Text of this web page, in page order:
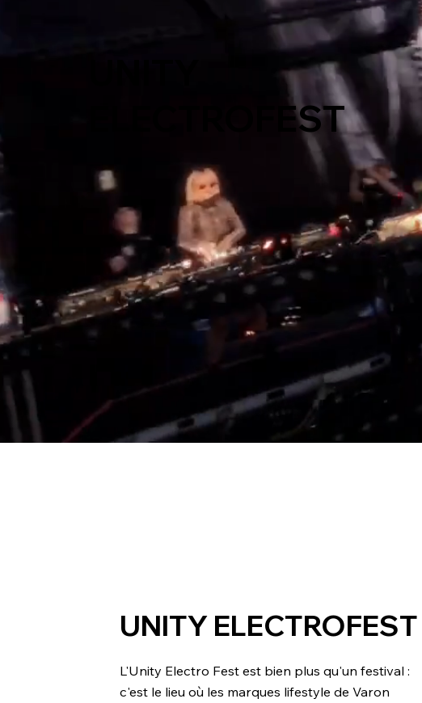
ELECTROFEST
UNITY ELECTROFEST
L'Unity Electro Fest est bien plus qu'un festival :
c'est le lieu où les marques lifestyle de Varon